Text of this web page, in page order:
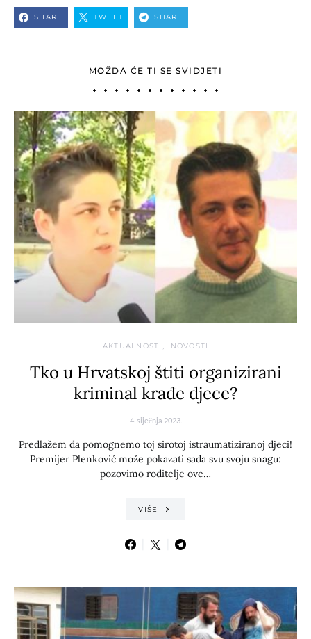
SHARE TWEET SHARE
MOŽDA ĆE TI SE SVIDJETI
AKTUALNOSTI NOVOSTI
Tko u Hrvatskoj štiti organizirani
kriminal krađe djece?
4. siječnja 2023.
Predlažem da pomognemo toj sirotoj istraumatiziranoj djeci!
Premijer Plenković može pokazati sada svu svoju snagu:
pozovimo roditelje ove…
VIŠE